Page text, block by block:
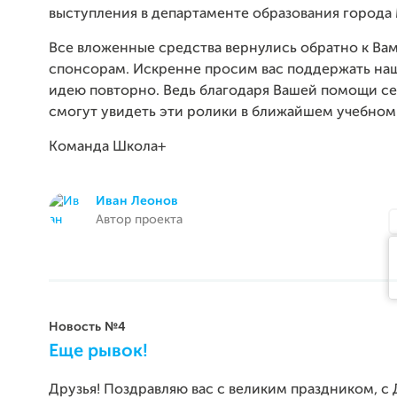
выступления в департаменте образования
Все вложенные средства вернулись обратно к
спонсорам. Искренне просим вас поддержать
идею повторно. Ведь благодаря Вашей помощи
смогут увидеть эти ролики в ближайшем учебном
Команда Школа+
Иван Леонов
Автор проекта
Новость №4
Еще рывок!
Друзья! Поздравляю вас с великим праздником,